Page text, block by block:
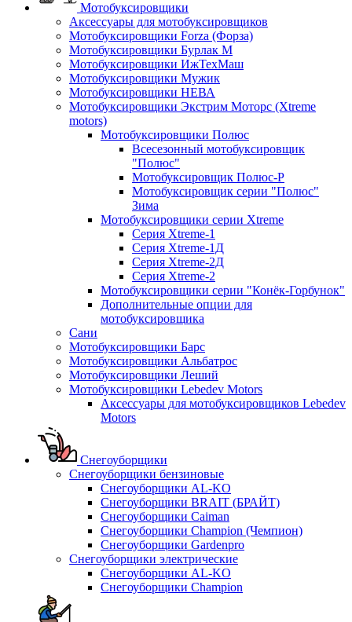
Мотобуксировщики
Аксессуары для мотобуксировщиков
Мотобуксировщики Forza (Форза)
Мотобуксировщики Бурлак М
Мотобуксировщики ИжТехМаш
Мотобуксировщики Мужик
Мотобуксировщики НЕВА
Мотобуксировщики Экстрим Моторс (Xtreme
motors)
Мотобуксировщики Полюс
Всесезонный мотобуксировщик
"Полюс"
Мотобуксировщик Полюс-Р
Мотобуксировщик серии "Полюс"
Зима
Мотобуксировщики серии Xtreme
Серия Xtreme-1
Серия Xtreme-1Д
Серия Xtreme-2Д
Серия Xtreme-2
Мотобуксировщики серии "Конёк-Горбунок"
Дополнительные опции для
мотобуксировщика
Сани
Мотобуксировщики Барс
Мотобуксировщики Альбатрос
Мотобуксировщики Леший
Мотобуксировщики Lebedev Motors
Аксессуары для мотобуксировщиков Lebedev
Motors
Снегоуборщики
Снегоуборщики бензиновые
Снегоуборщики AL-KO
Снегоуборщики BRAIT (БРАЙТ)
Снегоуборщики Caiman
Снегоуборщики Champion (Чемпион)
Снегоуборщики Gardenpro
Снегоуборщики электрические
Снегоуборщики AL-KO
Снегоуборщики Champion